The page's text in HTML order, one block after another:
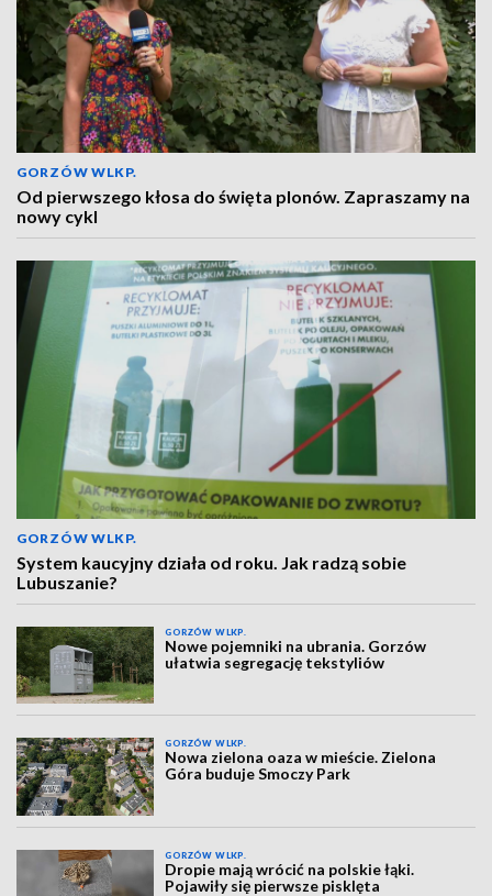
GORZÓW WLKP.
Od pierwszego kłosa do święta plonów. Zapraszamy na
nowy cykl
GORZÓW WLKP.
System kaucyjny działa od roku. Jak radzą sobie
Lubuszanie?
GORZÓW WLKP.
Nowe pojemniki na ubrania. Gorzów
ułatwia segregację tekstyliów
GORZÓW WLKP.
Nowa zielona oaza w mieście. Zielona
Góra buduje Smoczy Park
GORZÓW WLKP.
Dropie mają wrócić na polskie łąki.
Pojawiły się pierwsze pisklęta